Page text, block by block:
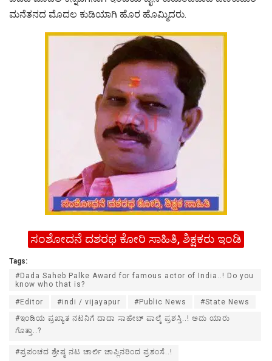
ಮನೆತನದ ಮೊದಲ ಕುಡಿಯಾಗಿ ಹೊರ ಹೊಮ್ಮಿದರು.
ಸಂಶೋದನೆ ದಶರಥ ಕೋರಿ ಸಾಹಿತಿ, ಶಿಕ್ಷಕರು ಇಂಡಿ
Tags:
#Dada Saheb Palke Award for famous actor of India..! Do you
know who that is?
#Editor #indi / vijayapur #Public News
#State News
#ಇಂಡಿಯ ಪ್ರಖ್ಯಾತ ನಟನಿಗೆ ದಾದಾ ಸಾಹೇಬ್ ಪಾಲ್ಕೆ ಪ್ರಶಸ್ತಿ..! ಅದು ಯಾರು
ಗೊತ್ತಾ..?
#ಪ್ರಪಂಚದ ಶ್ರೇಷ್ಠ ನಟ ಚಾರ್ಲಿ ಚಾಪ್ಲಿನರಿಂದ ಪ್ರಶಂಸೆ..!